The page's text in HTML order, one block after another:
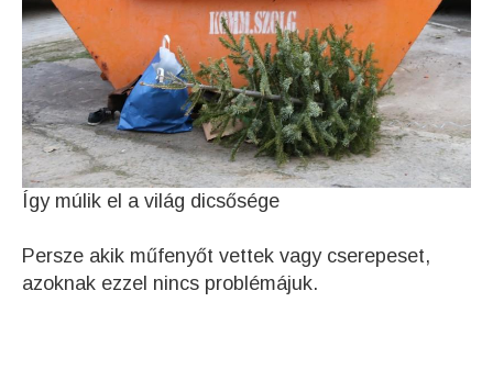
Így múlik el a világ dicsősége
Persze akik műfenyőt vettek vagy cserepeset,
azoknak ezzel nincs problémájuk.